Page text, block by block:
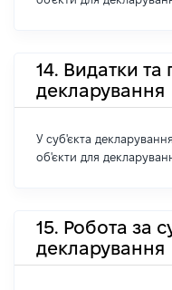
14. Видатки та
декларування
У суб'єкта
об'єкти для
15. Робота за
декларування